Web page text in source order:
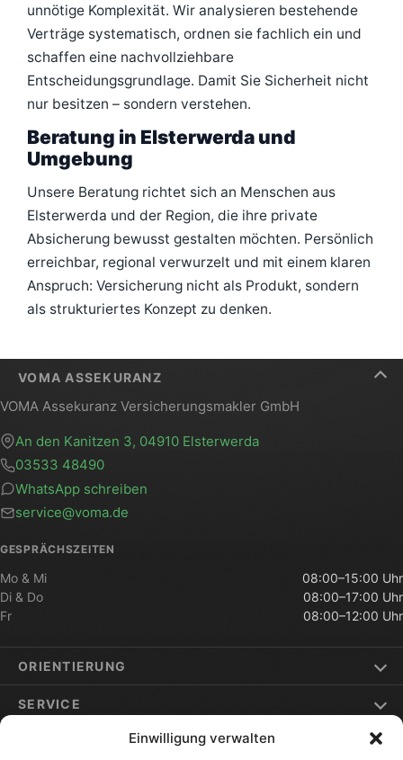
Einwilligung verwalten
unnötige Komplexität. Wir analysieren bestehende
Verträge systematisch, ordnen sie fachlich ein und
schaffen eine nachvollziehbare
Entscheidungsgrundlage. Damit Sie Sicherheit nicht
nur besitzen – sondern verstehen.
Beratung in Elsterwerda und
Umgebung
Unsere Beratung richtet sich an Menschen aus
Elsterwerda und der Region, die ihre private
Absicherung bewusst gestalten möchten. Persönlich
erreichbar, regional verwurzelt und mit einem klaren
Anspruch: Versicherung nicht als Produkt, sondern
als strukturiertes Konzept zu denken.
VOMA ASSEKURANZ
VOMA Assekuranz Versicherungsmakler GmbH
An den Kanitzen 3, 04910 Elsterwerda
03533 48490
WhatsApp schreiben
service@voma.de
GESPRÄCHSZEITEN
Mo & Mi
08:00–15:00 Uhr
Di & Do
08:00–17:00 Uhr
Fr
08:00–12:00 Uhr
ORIENTIERUNG
SERVICE
ELSTERWERDA & UMGEBUNG